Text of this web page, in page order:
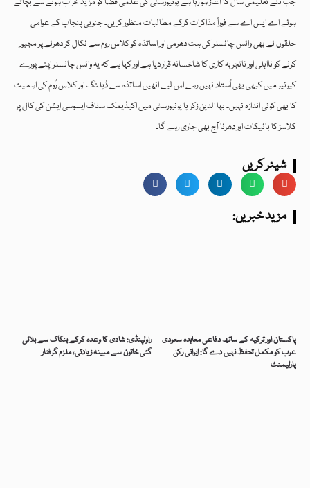
ہوئے اے ایس اے سے فوراً مذاکرات کرکے مطالبات منظور کریں۔ جنوبی پنجاب کے عوامی
حلقوں نے بھی وائس چانسلر کی ہٹ دھرمی اور اساتذہ کو کلاس روم سے نکال کر دھرنے پر مجبور
کرنے کو نااہلی اور ناتجربہ کاری کا شاخسانہ قرار دیا ہے اور کہا ہے کہ یہ وائس چانسلر اپنے پورے
کیرئیر میں کبھی بھی اُستاد نہیں رہے اس لیے انھیں اساتذہ سے ڈیلنگ اور کلاس رُوم کی اہمیت
کا بھی کوئی اندازہ نہیں۔ بہا الدین زکریا یونیورسٹی میں اکیڈیمک سٹاف ایسوسی ایشن کی کال پر
کلاسز کا بائیکاٹ اور دھرنا آج بھی جاری رہے گا۔
شیئر کریں
:مزید خبریں
راولپنڈی: شادی کا وعدہ کرکے بنکاک سے بلائی
گئی خاتون سے مبینہ زیادتی، ملزم گرفتار
پاکستان اور ترکیہ کے ساتھ دفاعی معاہدہ سعودی
عرب کو مکمل تحفظ نہیں دے گا: ایرانی رکن
پارلیمنٹ